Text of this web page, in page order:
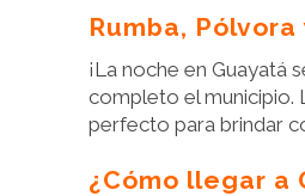
Rumba,
¡La noche en Guayatá
completo el municipio.
perfecto para brindar
¿Cómo llegar a